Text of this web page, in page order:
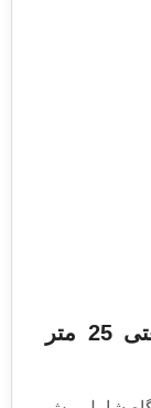
طراحی دستگاه تصفیه آب صنعتی 25 متر